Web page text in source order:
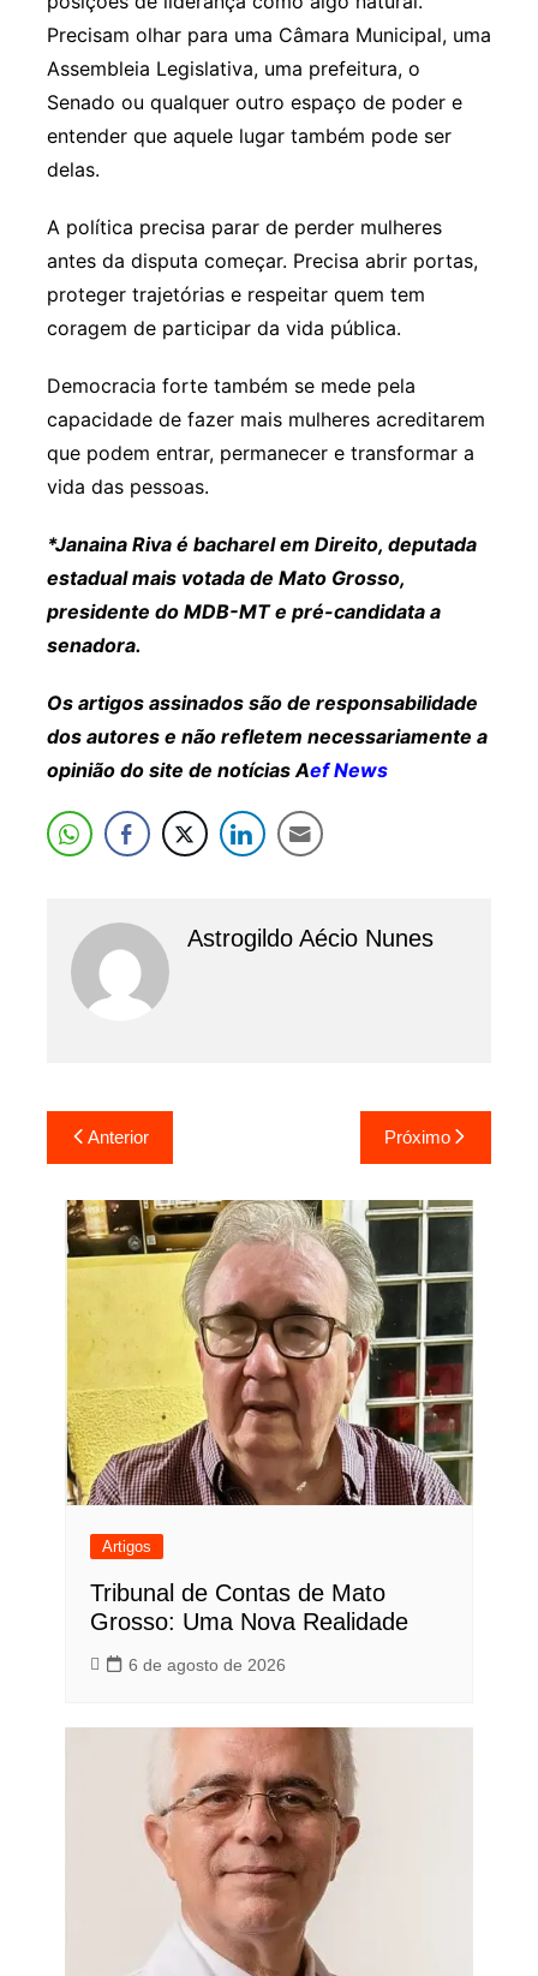
Precisam olhar para uma Câmara Municipal, uma
Assembleia Legislativa, uma prefeitura, o
Senado ou qualquer outro espaço de poder e
entender que aquele lugar também pode ser
delas.
A política precisa parar de perder mulheres
antes da disputa começar. Precisa abrir portas,
proteger trajetórias e respeitar quem tem
coragem de participar da vida pública.
Democracia forte também se mede pela
capacidade de fazer mais mulheres acreditarem
que podem entrar, permanecer e transformar a
vida das pessoas.
*Janaina Riva é bacharel em Direito, deputada
estadual mais votada de Mato Grosso,
presidente do MDB-MT e pré-candidata a
senadora.
Os artigos assinados são de responsabilidade
dos autores e não refletem necessariamente a
opinião do site de notícias Aef News
Astrogildo Aécio Nunes
Navegação
de
Post
Anterior Próximo
Artigos
Tribunal de Contas de Mato
Grosso: Uma Nova Realidade
6 de agosto de 2026